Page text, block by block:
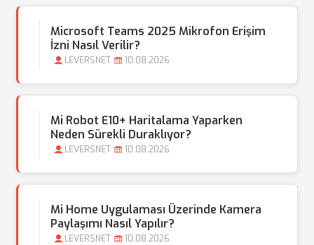
Microsoft Teams 2025 Mikrofon Erişim
İzni Nasıl Verilir?
LEVERSNET 10.08.2026
Mi Robot E10+ Haritalama Yaparken
Neden Sürekli Duraklıyor?
LEVERSNET 10.08.2026
Mi Home Uygulaması Üzerinde Kamera
Paylaşımı Nasıl Yapılır?
LEVERSNET 10.08.2026